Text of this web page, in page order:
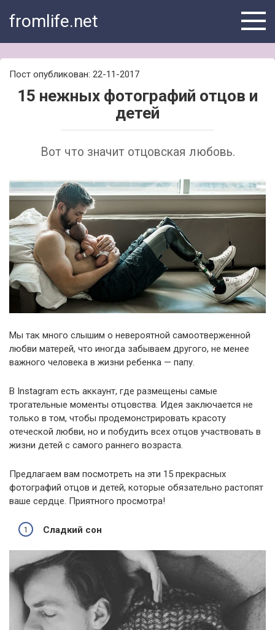
fromlife.net
Пост опубликован: 22-11-2017
15 нежных фотографий отцов и
детей
Вот что значит отцовская любовь.
Мы так много слышим о невероятной самоотверженной
любви матерей, что иногда забываем другого, не менее
важного человека в жизни ребенка — папу.
В Instagram есть аккаунт, где размещены самые
трогательные моменты отцовства. Идея заключается не
только в том, чтобы продемонстрировать красоту
отеческой любви, но и побудить всех отцов участвовать в
жизни детей с самого раннего возраста.
Предлагаем вам посмотреть на эти 15 прекрасных
фотографий отцов и детей, которые обязательно растопят
ваше сердце. Приятного просмотра!
Сладкий сон